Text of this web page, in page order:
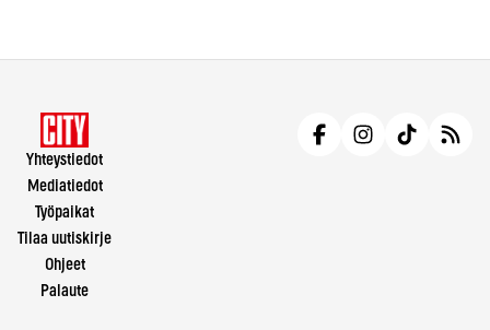
Yhteystiedot
Mediatiedot
Työpaikat
Tilaa uutiskirje
Ohjeet
Palaute